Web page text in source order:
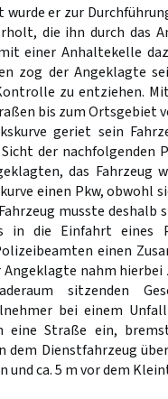
er zur
die ihn durch das
einer Anhaltekelle
zog der Angeklagte
zu entziehen.
bis zum Ortsgebiet
geriet sein
der nachfolgenden
das Fahrzeug
einen Pkw, obwohl
musste deshalb
in die Einfahrt eines
einen
Angeklagte nahm
sitzenden
bei einem
eine Straße ein,
dem Dienstfahrzeug
und ca. 5 m vor dem